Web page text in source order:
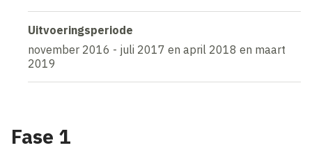
Uitvoeringsperiode
november 2016 - juli 2017 en april 2018 en maart
2019
Fase 1